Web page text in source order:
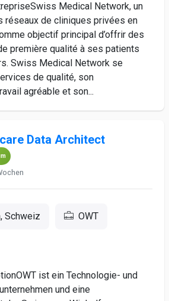
Medical Network, un
réseaux de cliniques privées en
objectif principal d’offrir des
première qualité à ses patients
Swiss Medical Network se
de qualité, son
agréable et son...
Data Architect
Schweiz OWT
ist ein Technologie- und
und eine